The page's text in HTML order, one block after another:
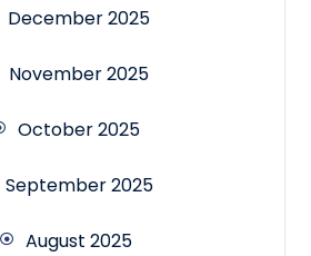
December 2025
November 2025
October 2025
September 2025
August 2025